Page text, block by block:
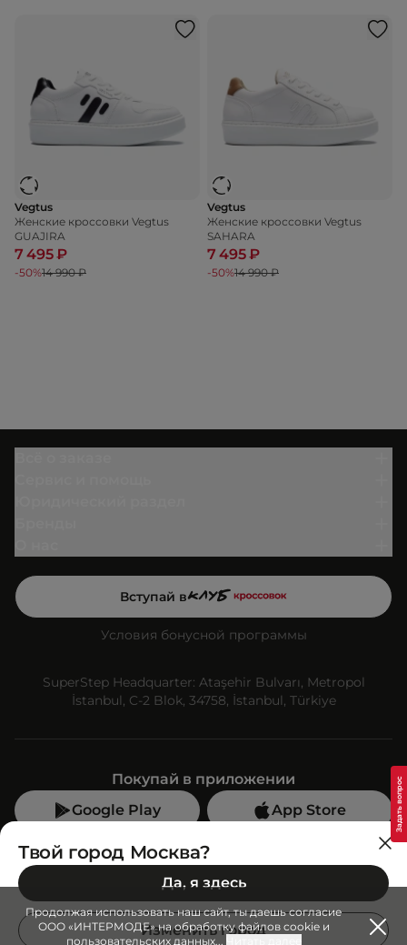
Продолжая использовать наш сайт, ты даешь согласие
ООО «ИНТЕРМОДЕ» на обработку файлов cookie и
пользовательских данных...
Vegtus
Женские кроссовки Vegtus
GUAJIRA
7 495 ₽
-50%14 990 ₽
Vegtus
Женские кроссовки Vegtus
SAHARA
7 495 ₽
-50%14 990 ₽
Вступай в
Условия бонусной программы
SuperStep Headquarter: Ataşehir Bulvarı, Metropol
İstanbul, C-2 Blok, 34758, İstanbul, Türkiye
Покупай в приложении
Google Play
App Store
Мы в социальных сетях
Позвони нам
+7 (499) 350-55-33
Твой город Москва?
Да, я здесь
Изменить город